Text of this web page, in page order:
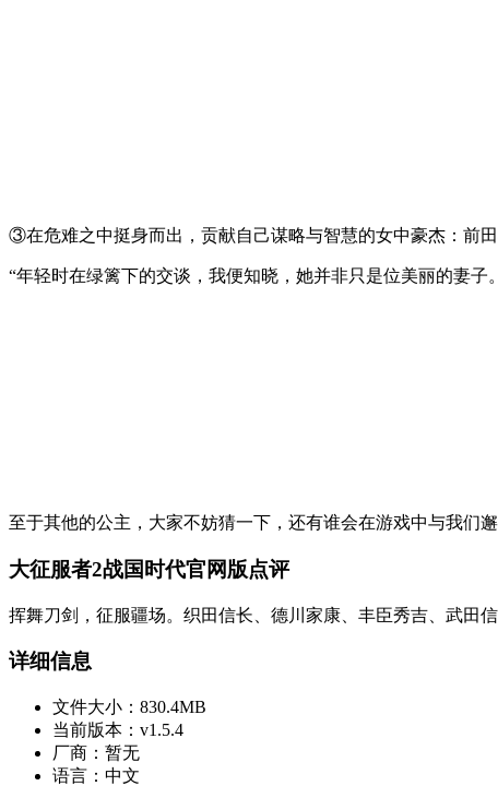
③在危难之中挺身而出，贡献自己谋略与智慧的女中豪杰：前
“年轻时在绿篱下的交谈，我便知晓，她并非只是位美丽的妻子
至于其他的公主，大家不妨猜一下，还有谁会在游戏中与我们
大征服者2战国时代官网版点评
挥舞刀剑，征服疆场。织田信长、德川家康、丰臣秀吉、武田
详细信息
文件大小： 830.4MB
当前版本： v1.5.4
厂商： 暂无
语言： 中文